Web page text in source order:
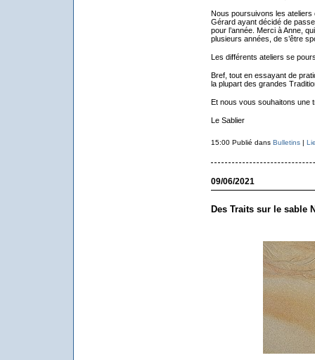
Nous poursuivons les ateliers
Gérard ayant décidé de
pour l’année. Merci à Anne,
plusieurs années, de s’être
Les différents ateliers se
Bref, tout en essayant de
la plupart des grandes
Et nous vous souhaitons une
Le Sablier
15:00 Publié dans Bulletins|
09/06/2021
Des Traits sur le sable